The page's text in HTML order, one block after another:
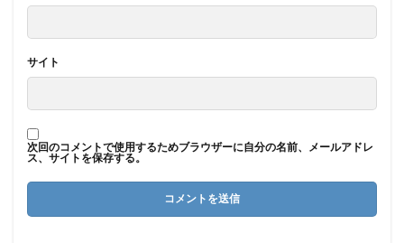
サイト
次回のコメントで使用するためブラウザーに自分の名前、メールアドレ
ス、サイトを保存する。